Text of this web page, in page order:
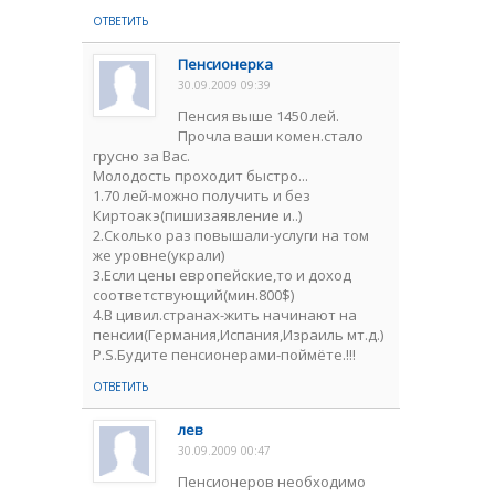
ОТВЕТИТЬ
Пенсионерка
30.09.2009 09:39
Пенсия выше 1450 лей.
Прочла ваши комен.стало
грусно за Вас.
Молодость проходит быстро...
1.70 лей-можно получить и без
Киртоакэ(пишизаявление и..)
2.Сколько раз повышали-услуги на том
же уровне(украли)
3.Если цены европейские,то и доход
соответствующий(мин.800$)
4.В цивил.странах-жить начинают на
пенсии(Германия,Испания,Израиль мт.д.)
Р.S.Будите пенсионерами-поймёте.!!!
ОТВЕТИТЬ
лев
30.09.2009 00:47
Пенсионеров необходимо